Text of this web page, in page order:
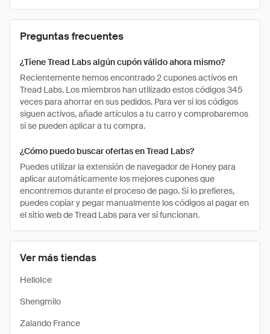
Ver más tiendas
HelloIce
Shengmilo
Zalando France
Preguntas frecuentes
¿Tiene Tread Labs algún cupón válido ahora mismo?
Recientemente hemos encontrado 2 cupones activos en
Tread Labs. Los miembros han utilizado estos códigos 345
veces para ahorrar en sus pedidos. Para ver si los códigos
siguen activos, añade artículos a tu carro y comprobaremos
si se pueden aplicar a tu compra.
¿Cómo puedo buscar ofertas en Tread Labs?
Puedes utilizar la extensión de navegador de Honey para
aplicar automáticamente los mejores cupones que
encontremos durante el proceso de pago. Si lo prefieres,
puedes copiar y pegar manualmente los códigos al pagar en
el sitio web de Tread Labs para ver si funcionan.